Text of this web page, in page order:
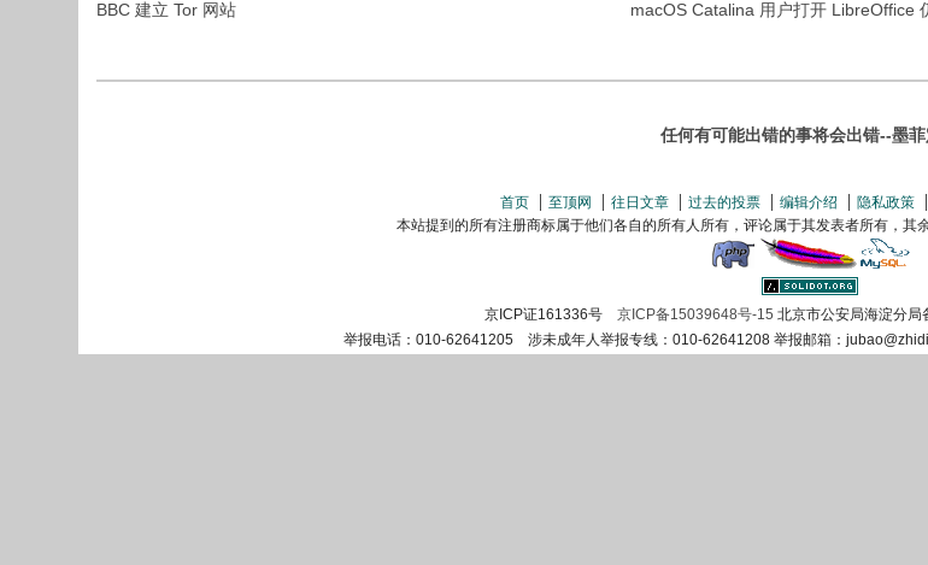
BBC 建立 Tor 网站 macOS Catalina 用户打开 LibreOffice
任何有可能出错的事将会出错--墨
首页 至顶网 往日文章 过去的投票 编辑介绍 隐私政策
本站提到的所有注册商标属于他们各自的所有人所有，评论属于其发表者所有，其
京ICP证161336号 京ICP备15039648号-15 北京市公安局海淀分
举报电话：010-62641205 涉未成年人举报专线：010-62641208 举报邮箱：